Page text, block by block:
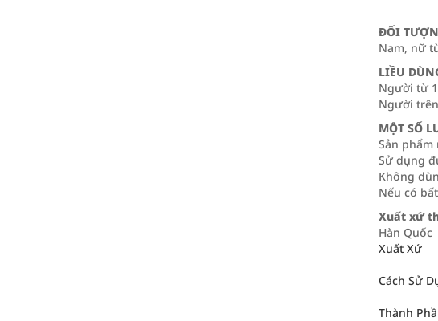
ĐỐI
Nam, nữ
LIỀU
Người từ
Người
MỘT SỐ
Sản
Sử dụng
Không
Nếu có
Xuất xứ
Hàn Quốc
Xuất Xứ
Cách Sử
Thành